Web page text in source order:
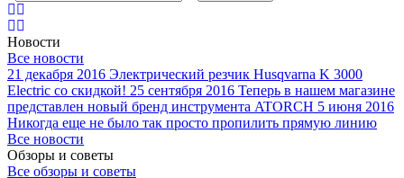
Новости
Все новости
21 декабря 2016 Электрический резчик Husqvarna K 3000
Electric со скидкой! 25 сентября 2016 Теперь в нашем магазине
представлен новый бренд инструмента ATORCH 5 июня 2016
Никогда еще не было так просто пропилить прямую линию
Все новости
Обзоры и советы
Все обзоры и советы